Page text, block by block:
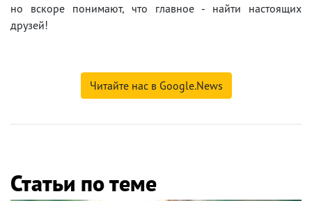
но вскоре понимают, что главное - найти настоящих
друзей!
Читайте нас в Google.News
Статьи по теме